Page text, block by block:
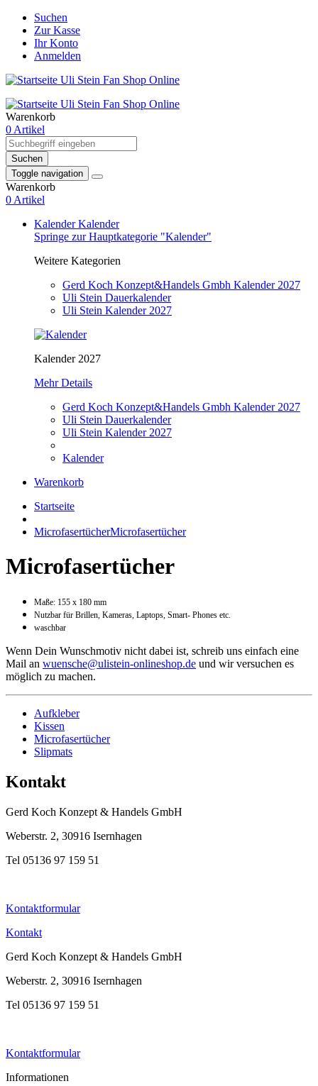
Suchen
Zur Kasse
Ihr Konto
Anmelden
Warenkorb
0 Artikel
Suchen
Toggle navigation
Warenkorb
0 Artikel
KalenderKalender
Springe zur Hauptkategorie "Kalender"
Weitere Kategorien
Gerd Koch Konzept&Handels Gmbh Kalender 2027
Uli Stein Dauerkalender
Uli Stein Kalender 2027
Kalender 2027
Mehr Details
Gerd Koch Konzept&Handels Gmbh Kalender 2027
Uli Stein Dauerkalender
Uli Stein Kalender 2027
Kalender
Warenkorb
Startseite
MicrofasertücherMicrofasertücher
Microfasertücher
Maße: 155 x 180 mm
Nutzbar für Brillen, Kameras, Laptops, Smart- Phones etc.
waschbar
Wenn Dein Wunschmotiv nicht dabei ist, schreib uns einfach eine
Mail an wuensche@ulistein-onlineshop.de und wir versuchen es
möglich zu machen.
Aufkleber
Kissen
Microfasertücher
Slipmats
Kontakt
Gerd Koch Konzept & Handels GmbH
Weberstr. 2, 30916 Isernhagen
Tel 05136 97 159 51
Kontaktformular
Kontakt
Gerd Koch Konzept & Handels GmbH
Weberstr. 2, 30916 Isernhagen
Tel 05136 97 159 51
Kontaktformular
Informationen